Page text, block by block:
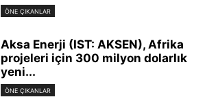
ÖNE ÇIKANLAR
Aksa Enerji (IST: AKSEN), Afrika
projeleri için 300 milyon dolarlık
yeni...
ÖNE ÇIKANLAR